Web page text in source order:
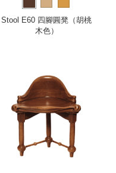
Stool E60 四腳圓凳（胡桃
木色）